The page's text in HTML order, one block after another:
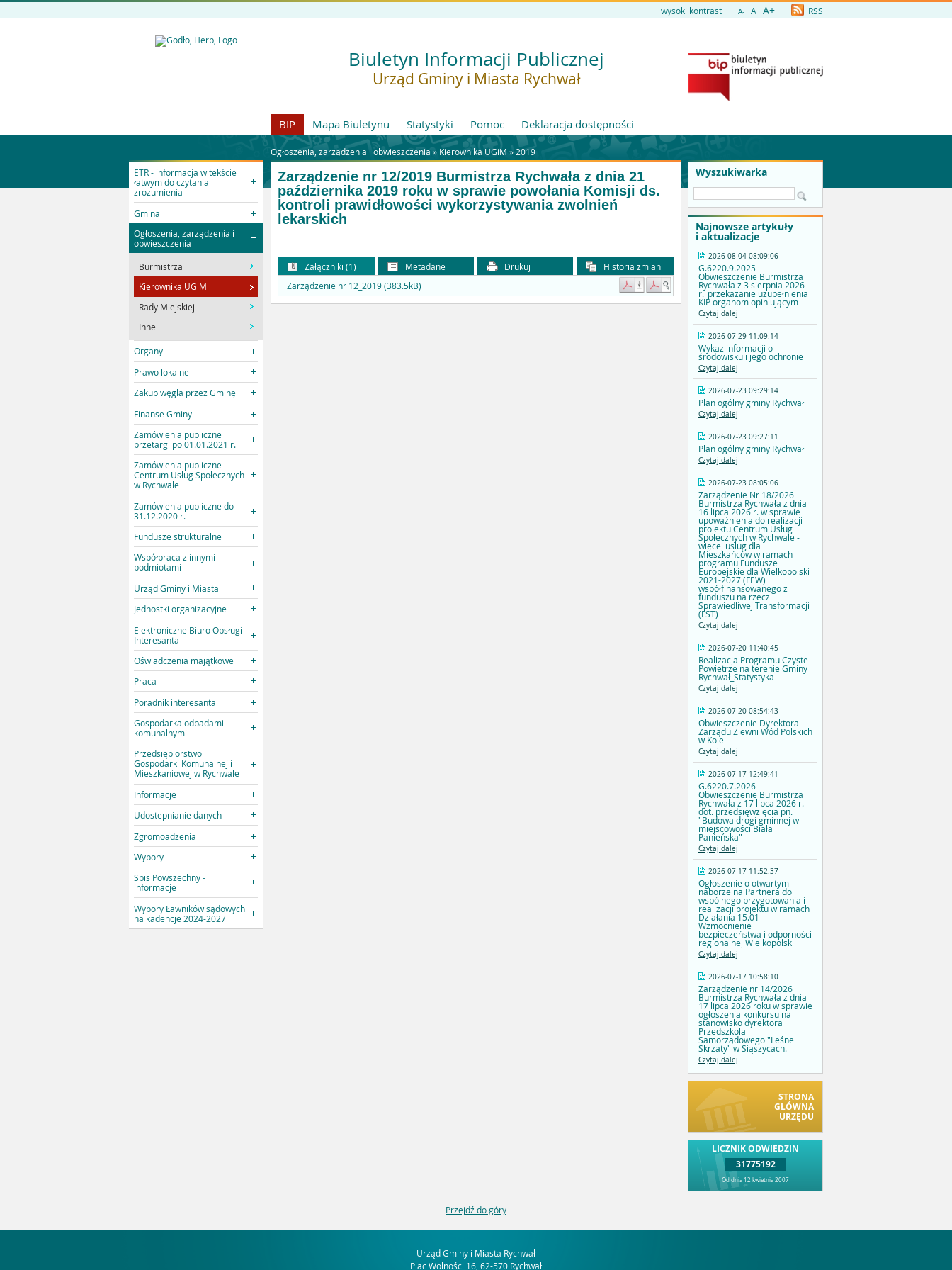
wysoki kontrast A- A A+ RSS
Biuletyn Informacji Publicznej
Urząd Gminy i Miasta Rychwał
BIP Mapa Biuletynu Statystyki Pomoc Deklaracja dostępności
Ogłoszenia, zarządzenia i obwieszczenia » Kierownika UGiM » 2019
ETR - informacja w tekście
łatwym do czytania i
zrozumienia
Gmina
Ogłoszenia, zarządzenia i
obwieszczenia
Burmistrza
Kierownika UGiM
Rady Miejskiej
Inne
Organy
Prawo lokalne
Zakup węgla przez Gminę
Finanse Gminy
Zamówienia publiczne i
przetargi po 01.01.2021 r.
Zamówienia publiczne
Centrum Usług Społecznych
w Rychwale
Zamówienia publiczne do
31.12.2020 r.
Fundusze strukturalne
Współpraca z innymi
podmiotami
Urząd Gminy i Miasta
Jednostki organizacyjne
Elektroniczne Biuro Obsługi
Interesanta
Oświadczenia majątkowe
Praca
Poradnik interesanta
Gospodarka odpadami
komunalnymi
Przedsiębiorstwo
Gospodarki Komunalnej i
Mieszkaniowej w Rychwale
Informacje
Udostepnianie danych
Zgromoadzenia
Wybory
Spis Powszechny -
informacje
Wybory Ławników sądowych
na kadencje 2024-2027
Wyszukiwarka
Najnowsze artykuły
i aktualizacje
2026-08-04 08:09:06
G.6220.9.2025
Obwieszczenie Burmistrza
Rychwała z 3 sierpnia 2026
r._przekazanie uzupełnienia
KIP organom opiniującym
Czytaj dalej
2026-07-29 11:09:14
Wykaz informacji o
środowisku i jego ochronie
Czytaj dalej
2026-07-23 09:29:14
Plan ogólny gminy Rychwał
Czytaj dalej
2026-07-23 09:27:11
Plan ogólny gminy Rychwał
Czytaj dalej
2026-07-23 08:05:06
Zarządzenie Nr 18/2026
Burmistrza Rychwała z dnia
16 lipca 2026 r. w sprawie
upoważnienia do realizacji
projektu Centrum Usług
Społecznych w Rychwale -
więcej uslug dla
Mieszkańców w ramach
programu Fundusze
Europejskie dla Wielkopolski
2021-2027 (FEW)
współfinansowanego z
funduszu na rzecz
Sprawiedliwej Transformacji
(FST)
Czytaj dalej
2026-07-20 11:40:45
Realizacja Programu Czyste
Powietrze na terenie Gminy
Rychwał_Statystyka
Czytaj dalej
2026-07-20 08:54:43
Obwieszczenie Dyrektora
Zarządu Zlewni Wód Polskich
w Kole
Czytaj dalej
2026-07-17 12:49:41
G.6220.7.2026
Obwieszczenie Burmistrza
Rychwała z 17 lipca 2026 r.
dot. przedsięwzięcia pn.
"Budowa drogi gminnej w
miejscowości Biała
Panieńska"
Czytaj dalej
2026-07-17 11:52:37
Ogłoszenie o otwartym
naborze na Partnera do
wspólnego przygotowania i
realizacji projektu w ramach
Działania 15.01
Wzmocnienie
bezpieczeństwa i odporności
regionalnej Wielkopolski
Czytaj dalej
2026-07-17 10:58:10
Zarządzenie nr 14/2026
Burmistrza Rychwała z dnia
17 lipca 2026 roku w sprawie
ogłoszenia konkursu na
stanowisko dyrektora
Przedszkola
Samorządowego "Leśne
Skrzaty" w Siąszycach.
Czytaj dalej
STRONA
GŁÓWNA
URZĘDU
LICZNIK ODWIEDZIN
31775192
Od dnia 12 kwietnia 2007
Zarządzenie nr 12/2019 Burmistrza Rychwała z dnia 21
października 2019 roku w sprawie powołania Komisji ds.
kontroli prawidłowości wykorzystywania zwolnień
lekarskich
Załączniki (1) Metadane Drukuj
Historia zmian
Zarządzenie nr 12_2019 (383.5kB)
Przejdź do góry
Urząd Gminy i Miasta Rychwał
Plac Wolności 16, 62-570 Rychwał